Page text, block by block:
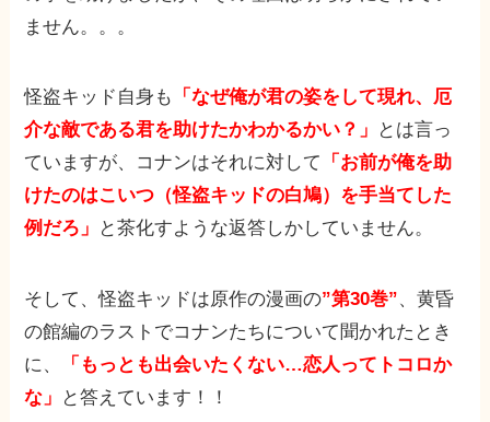
ません。。。
怪盗キッド自身も
「なぜ俺が君の姿をして現れ、厄
介な敵である君を助けたかわかるかい？」
とは言っ
ていますが、コナンはそれに対して
「お前が俺を助
けたのはこいつ（怪盗キッドの白鳩）を手当てした
例だろ」
と茶化すような返答しかしていません。
そして、怪盗キッドは原作の漫画の”第30巻”、黄昏
の館編のラストでコナンたちについて聞かれたとき
に、
「もっとも出会いたくない…恋人ってトコロか
な」
と答えています！！